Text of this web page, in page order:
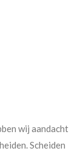
wij aandacht
Scheiden